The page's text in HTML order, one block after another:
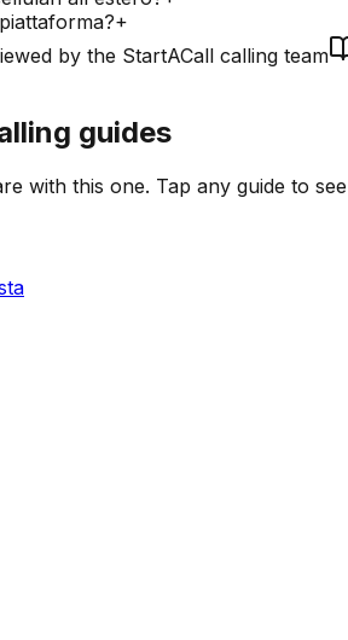
+
by the StartACall calling team
guides
with this one. Tap any guide to